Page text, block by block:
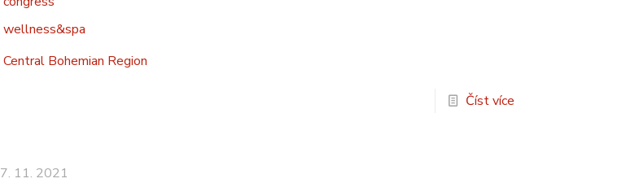
wellness&spa
Central Bohemian Region
Číst více
7. 11. 2021